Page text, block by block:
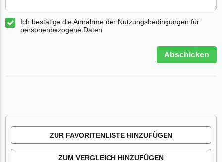
Ich bestätige die Annahme der Nutzungsbedingungen für
personenbezogene Daten
Abschicken
ZUR FAVORITENLISTE HINZUFÜGEN
ZUM VERGLEICH HINZUFÜGEN